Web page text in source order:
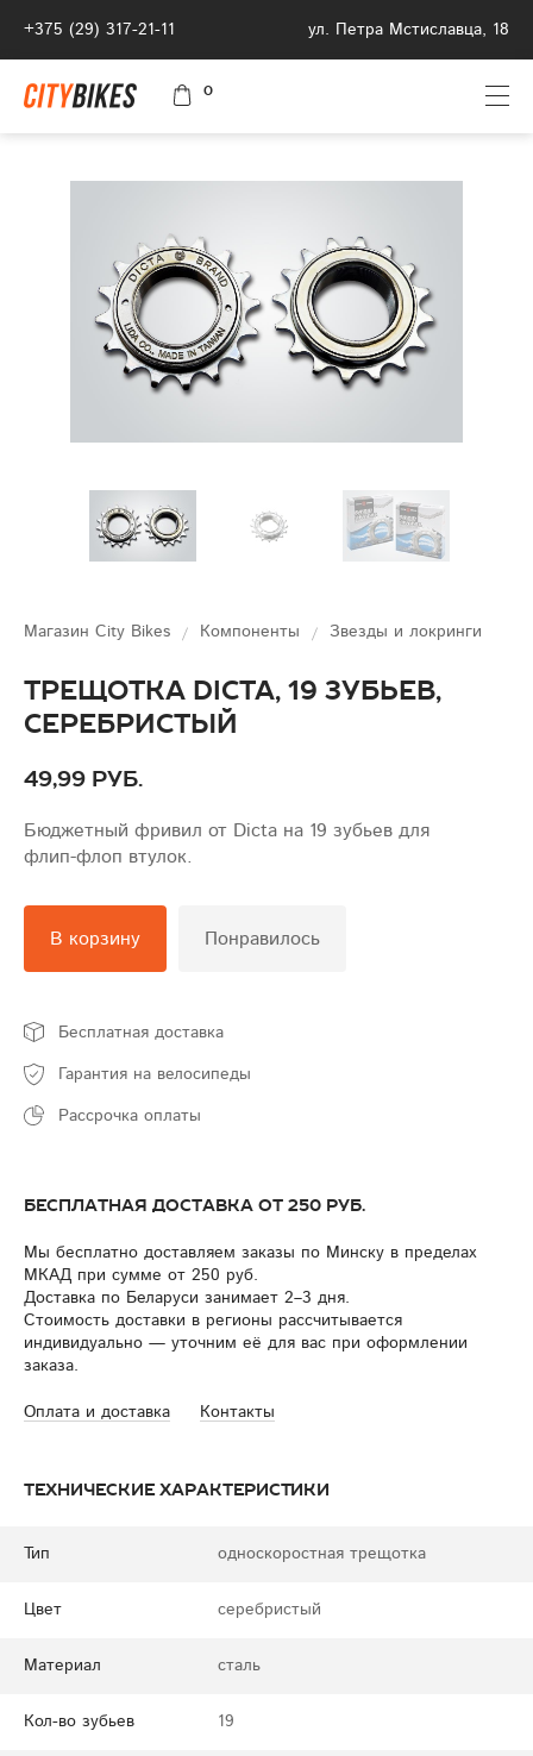
+375 (29) 317-21-11 ул. Петра Мстиславца, 18
0
Магазин City Bikes Компоненты Звезды и локринги
Трещотка Dicta, 19 зубьев,
серебристый
49,99 руб.
Бюджетный фривил от Dicta на 19 зубьев для
флип-флоп втулок.
В корзину Понравилось
Бесплатная доставка
Гарантия на велосипеды
Рассрочка оплаты
Бесплатная доставка от 250 руб.
Мы бесплатно доставляем заказы по Минску в пределах
МКАД при сумме от 250 руб.
Доставка по Беларуси занимает 2–3 дня.
Стоимость доставки в регионы рассчитывается
индивидуально — уточним её для вас при оформлении
заказа.
Оплата и доставка Контакты
Технические характеристики
Тип односкоростная трещотка
Цвет серебристый
Материал сталь
Кол-во зубьев 19